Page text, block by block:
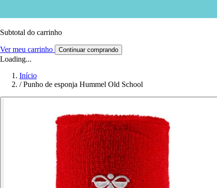
Subtotal do carrinho
Ver meu carrinho Continuar comprando
Loading...
Início
/ Punho de esponja Hummel Old School